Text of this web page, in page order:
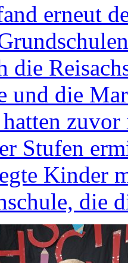
erneut
die
und die
Stufen
Kinder
die